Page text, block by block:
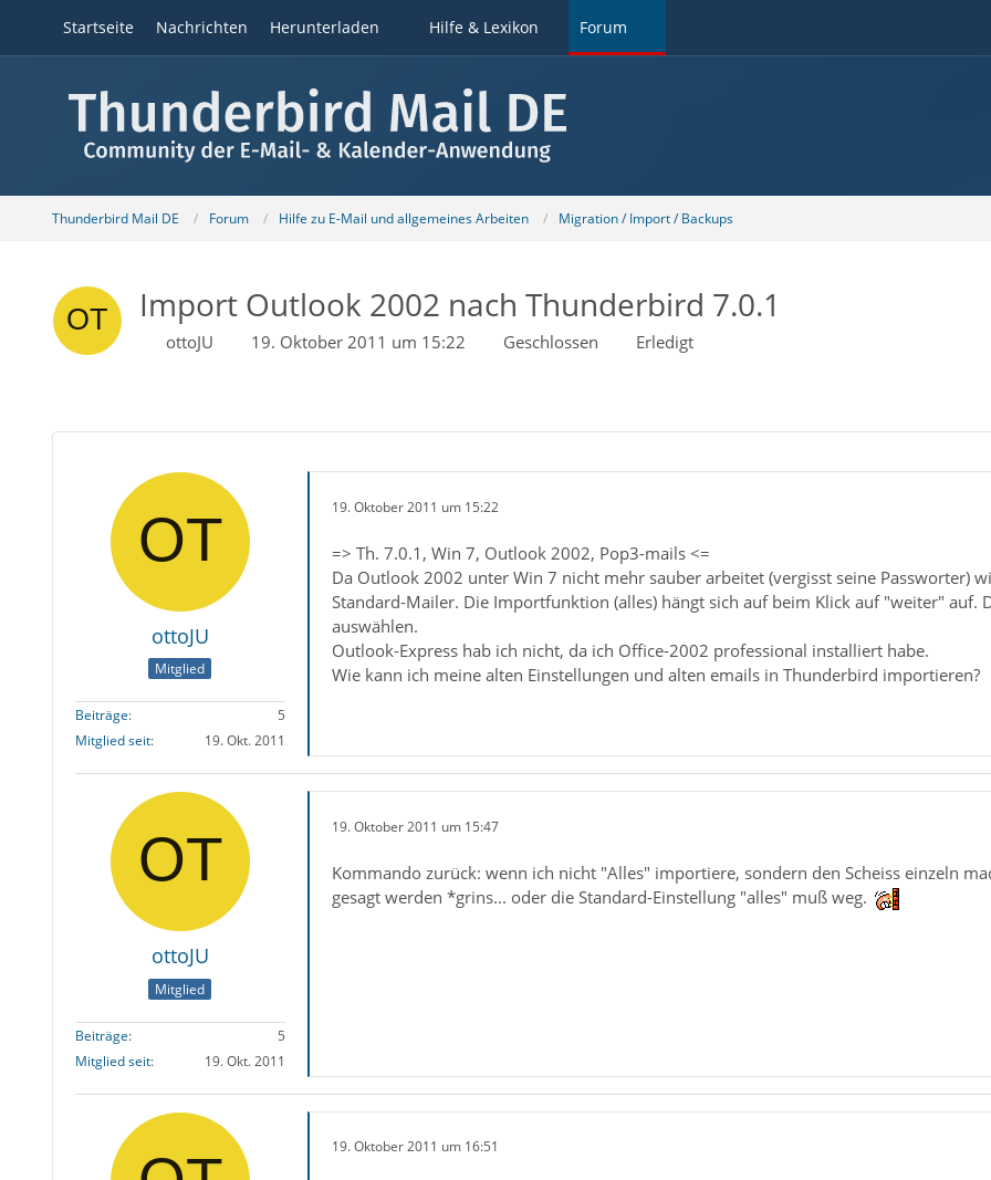
Startseite Nachrichten Herunterladen Hilfe & Lexikon Forum
Thunderbird Mail DE Forum Hilfe zu E-Mail und allgemeines Arbeiten Migration / Import / Backups
Import Outlook 2002 nach Thunderbird 7.0.1
ottoJU 19. Oktober 2011 um 15:22 Geschlossen Erledigt
ottoJU
Mitglied
Beiträge
5
Mitglied seit
19. Okt. 2011
19. Oktober 2011 um 15:22
=> Th. 7.0.1, Win 7, Outlook 2002, Pop3-mails <=
Da Outlook 2002 unter Win 7 nicht mehr sauber arbeitet (vergisst seine Passworter)
Standard-Mailer. Die Importfunktion (alles) hängt sich auf beim Klick auf "weiter" auf.
auswählen.
Outlook-Express hab ich nicht, da ich Office-2002 professional installiert habe.
Wie kann ich meine alten Einstellungen und alten emails in Thunderbird importieren?
ottoJU
Mitglied
Beiträge
5
Mitglied seit
19. Okt. 2011
19. Oktober 2011 um 15:47
Kommando zurück: wenn ich nicht "Alles" importiere, sondern den Scheiss einzeln
gesagt werden *grins... oder die Standard-Einstellung "alles" muß weg.
19. Oktober 2011 um 16:51